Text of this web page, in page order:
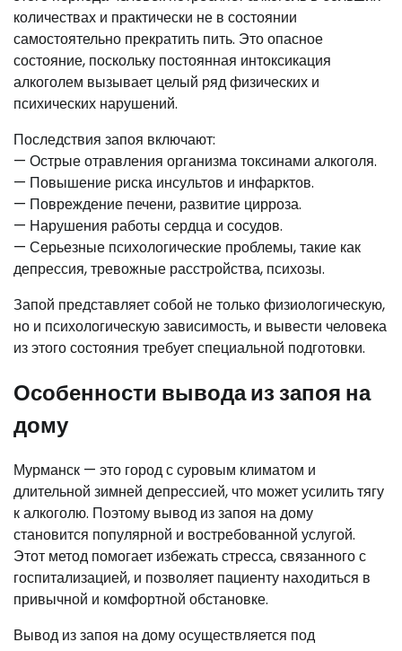
количествах и практически не в состоянии
самостоятельно прекратить пить. Это опасное
состояние, поскольку постоянная интоксикация
алкоголем вызывает целый ряд физических и
психических нарушений.
Последствия запоя включают:
— Острые отравления организма токсинами алкоголя.
— Повышение риска инсультов и инфарктов.
— Повреждение печени, развитие цирроза.
— Нарушения работы сердца и сосудов.
— Серьезные психологические проблемы, такие как
депрессия, тревожные расстройства, психозы.
Запой представляет собой не только физиологическую,
но и психологическую зависимость, и вывести человека
из этого состояния требует специальной подготовки.
Особенности вывода из запоя на
дому
Мурманск — это город с суровым климатом и
длительной зимней депрессией, что может усилить тягу
к алкоголю. Поэтому вывод из запоя на дому
становится популярной и востребованной услугой.
Этот метод помогает избежать стресса, связанного с
госпитализацией, и позволяет пациенту находиться в
привычной и комфортной обстановке.
Вывод из запоя на дому осуществляется под